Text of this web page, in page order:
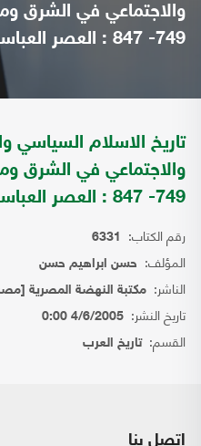
والاجتماعي في الشرق
749- 847 : العصر العباسي الاول " الجزء الثاني
تاريخ الاسلام السياسي
والاجتماعي في الشرق
749- 847 : العصر العباسي الاول " الجزء الثاني
رقم الكتاب: 6331
المؤلف: حسن ابراهيم حسن
الناشر: مكتبة النهضة المصرية
تاريخ النشر: 4/6/2005 0:00
القسم:تاريخ العرب
اتصل بنا